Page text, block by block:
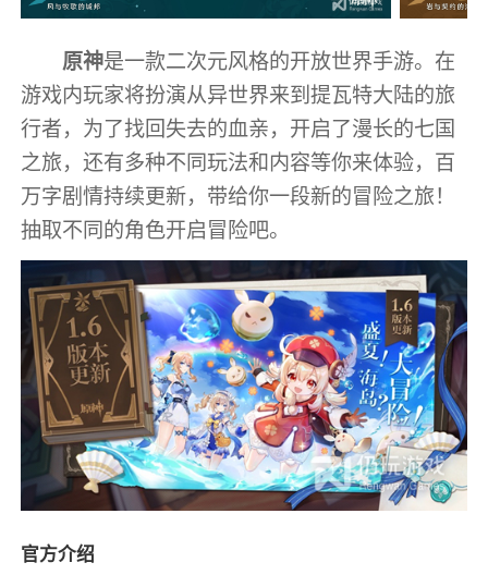
原神是一款二次元风格的开放世界手游。在
游戏内玩家将扮演从异世界来到提瓦特大陆的旅
行者，为了找回失去的血亲，开启了漫长的七国
之旅，还有多种不同玩法和内容等你来体验，百
万字剧情持续更新，带给你一段新的冒险之旅！
抽取不同的角色开启冒险吧。
官方介绍